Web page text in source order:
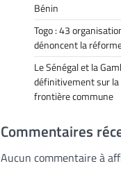
Bénin
Togo : 43
dénoncent la
Le Sénégal et la
définitivement sur
frontière commune
Commentaires
Aucun commentaire à